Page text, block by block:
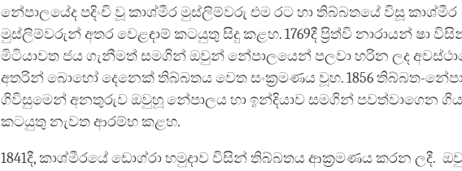
නේපාලයේද පදිංචි වූ කාශ්මීර මුස්ලිම්වරු එම රට හා තිබ්බතයේ විසූ කාශ්මීර
මුස්ලිම්වරුන් අතර වෙළඳාම් කටයුතු සිදු කළහ. 1769දී ප්‍රිත්වි නාරායන් ෂා
මිටියාවත ජය ගැනීමත් සමගින් ඔවුන් නේපාලයෙන් පලවා හරින ලද
අතරින් බොහෝ දෙනෙක් තිබ්බතය වෙත සංක්‍රමණය වූහ. 1856 තිබ්බත-
ගිවිසුමෙන් අනතුරුව ඔවුහූ නේපාලය හා ඉන්දියාව සමගින් පවත්වාගෙන
කටයුතු නැවත ආරම්භ කළහ.
1841දී, කාශ්මීරයේ ඩොග්රා හමුදාව විසින් තිබ්බතය ආක්‍රමණය කරන ලදී.